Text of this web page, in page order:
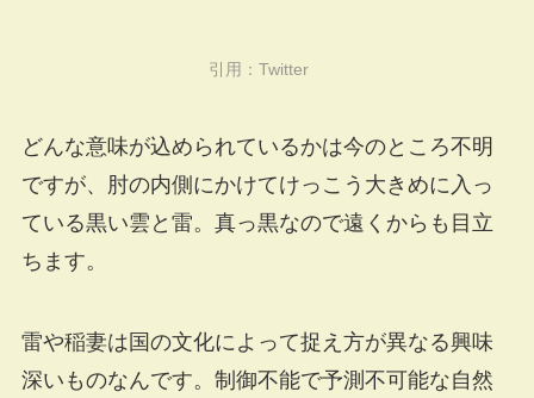
引用： Twitter
どんな意味が込められているかは今のところ不明
ですが、肘の内側にかけてけっこう大きめに入っ
ている黒い雲と雷。真っ黒なので遠くからも目立
ちます。
雷や稲妻は国の文化によって捉え方が異なる興味
深いものなんです。制御不能で予測不可能な自然